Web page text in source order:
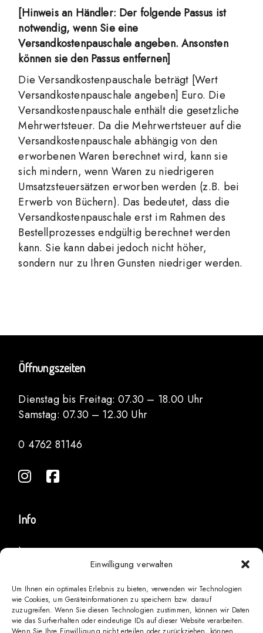
Einwilligung verwalten
Um Ihnen ein optimales Erlebnis zu bieten, verwenden wir Technologien
wie Cookies, um Geräteinformationen zu speichern bzw. darauf
zuzugreifen. Wenn Sie diesen Technologien zustimmen, können wir Daten
wie das Surfverhalten oder eindeutige IDs auf dieser Website verarbeiten.
[Hinweis an Händler: Der folgende Passus ist
notwendig, wenn Sie eine
Versandkostenpauschale angeben. Ansonsten
können sie den Passus entfernen]
Die Versandkostenpauschale beträgt [Wert
Versandkostenpauschale angeben] Euro. Die
Versandkostenpauschale enthält die gesetzliche
Mehrwertsteuer. Da die Mehrwertsteuer auf die
Versandkostenpauschale abhängig von den
erworbenen Waren berechnet wird, kann sie
sich mindern, wenn Waren zu niedrigeren
Umsatzsteuersätzen erworben werden (z.B. bei
Erwerb von Büchern). Das bedeutet, dass die
Versandkostenpauschale erst im Rahmen des
Bestellprozesses endgültig berechnet werden
kann. Sie kann dabei jedoch nicht höher,
sondern nur zu Ihren Gunsten niedriger werden.
Öffnungszeiten
Dienstag bis Freitag: 07.30 – 18.00 Uhr
Samstag: 07.30 – 12.30 Uhr
0 4762 81146
Info
Impressum
Widerruf
Versand
AGBs